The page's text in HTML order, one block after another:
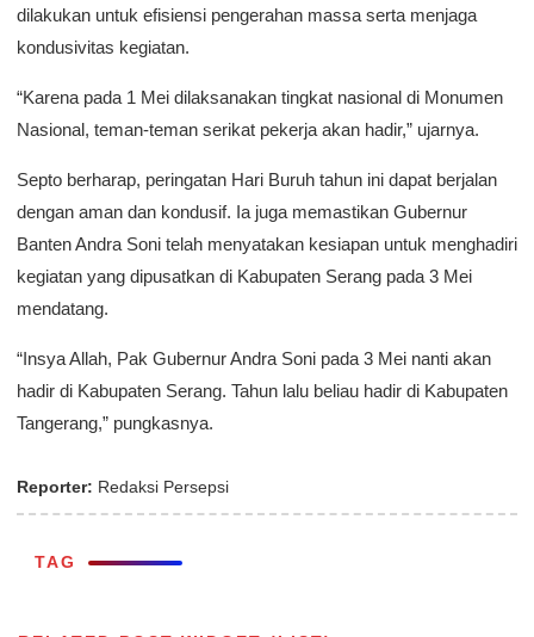
dilakukan untuk efisiensi pengerahan massa serta menjaga
kondusivitas kegiatan.
“Karena pada 1 Mei dilaksanakan tingkat nasional di Monumen
Nasional, teman-teman serikat pekerja akan hadir,” ujarnya.
Septo berharap, peringatan Hari Buruh tahun ini dapat berjalan
dengan aman dan kondusif. Ia juga memastikan Gubernur
Banten Andra Soni telah menyatakan kesiapan untuk menghadiri
kegiatan yang dipusatkan di Kabupaten Serang pada 3 Mei
mendatang.
“Insya Allah, Pak Gubernur Andra Soni pada 3 Mei nanti akan
hadir di Kabupaten Serang. Tahun lalu beliau hadir di Kabupaten
Tangerang,” pungkasnya.
Reporter: Redaksi Persepsi
TAG